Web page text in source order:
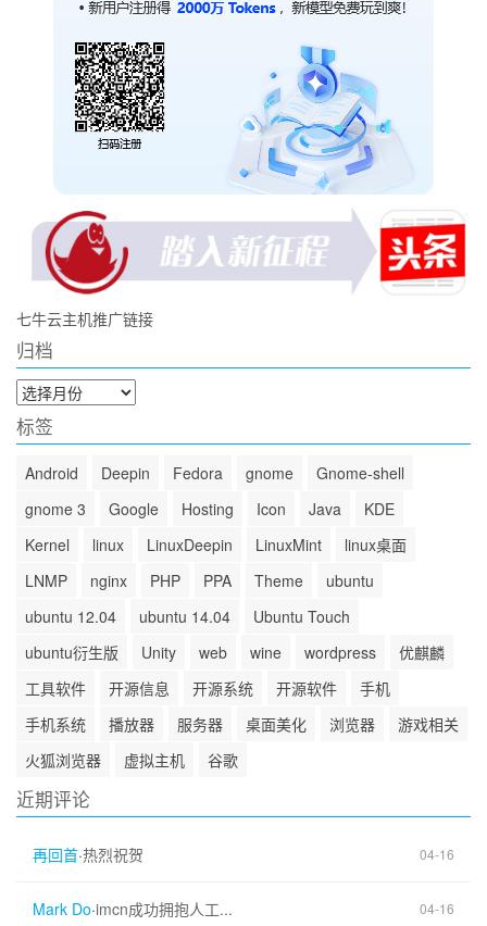
七牛云主机推广链接
归档
归
档
标签
Android Deepin Fedora gnome
Gnome-shell
gnome 3
Google Hosting Icon Java
KDE
Kernel
linux LinuxDeepin LinuxMint
linux桌面
LNMP
nginx PHP PPA Theme
ubuntu
ubuntu 12.04
ubuntu 14.04
Ubuntu Touch
ubuntu衍生版
Unity web wine wordpress
优麒麟
工具软件
开源信息 开源系统 开源软件
手机
手机系统
播放器 服务器 桌面美化 浏览器
游戏相关
火狐浏览器
虚拟主机 谷歌
近期评论
再回首·热烈祝贺 04-16
Mark Do·imcn成功拥抱人工... 04-16